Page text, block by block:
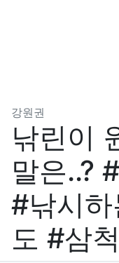
강원권
낚린이
말은..?
#낚시
도 #삼척